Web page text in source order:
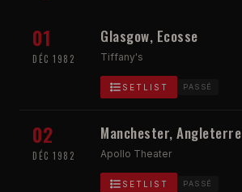
01
DÉC 1982
Glasgow, Ecosse
Tiffany's
SETLIST PASSÉ
02
DÉC 1982
Manchester, Angleterre
Apollo Theater
SETLIST PASSÉ